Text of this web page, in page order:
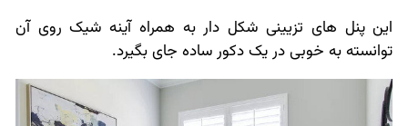
این پنل های تزیینی شکل دار به همراه آینه شیک روی آن
توانسته به خوبی در یک دکور ساده جای بگیرد.